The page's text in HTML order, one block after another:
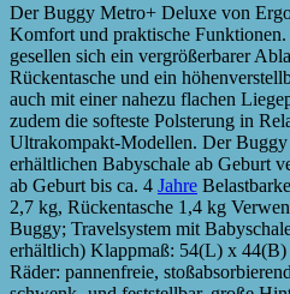
Der Buggy Metro+ Deluxe von
Komfort und praktische Funktionen.
gesellen sich ein vergrößerbarer
Rückentasche und ein
auch mit einer nahezu flachen
zudem die softeste Polsterung in
Ultrakompakt-Modellen. Der Buggy
erhältlichen Babyschale ab Geburt
ab Geburt bis ca. 4 Jahre
2,7 kg, Rückentasche 1,4 kg
Buggy; Travelsystem mit
erhältlich) Klappmaß: 54(L) x
Räder: pannenfreie,